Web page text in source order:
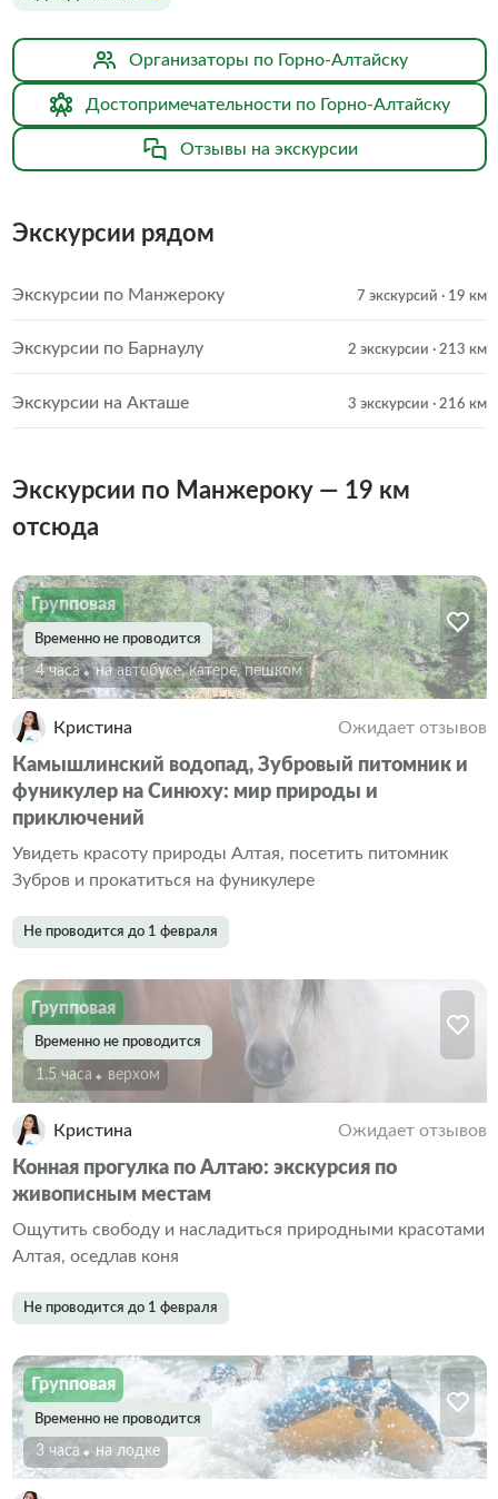
Организаторы по Горно-Алтайску
Достопримечательности по Горно-Алтайску
Отзывы на экскурсии
Экскурсии рядом
Экскурсии по Манжероку 7 экскурсий · 19 км
Экскурсии по Барнаулу 2 экскурсии · 213 км
Экскурсии на Акташе 3 экскурсии · 216 км
Экскурсии по Манжероку — 19 км
отсюда
Групповая
Временно не проводится
4 часа На автобусе, катере, пешком
Кристина Ожидает отзывов
Камышлинский водопад, Зубровый питомник и
фуникулер на Синюху: мир природы и
приключений
Увидеть красоту природы Алтая, посетить питомник
Зубров и прокатиться на фуникулере
Не проводится до 1 февраля
Групповая
Временно не проводится
1.5 часа Верхом
Кристина Ожидает отзывов
Конная прогулка по Алтаю: экскурсия по
живописным местам
Ощутить свободу и насладиться природными красотами
Алтая, оседлав коня
Не проводится до 1 февраля
Групповая
Временно не проводится
3 часа На лодке